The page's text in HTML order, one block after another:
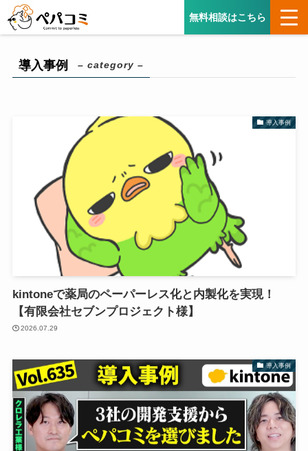
無料相談はこちら
導入事例 – category –
導入事例
kintoneで薬局のペーパーレス化と内製化を実現！
【有限会社セブンプロジェクト様】
2026.07.29
導入事例